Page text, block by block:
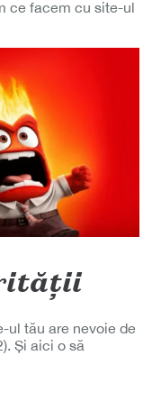
ce facem cu site-ul
ul tău are nevoie de
Și aici o să